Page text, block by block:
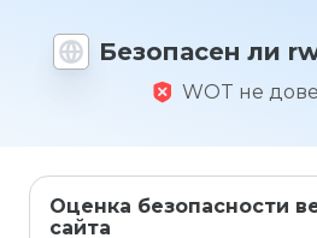
Безопасен ли
WOT не
Оценка безопасности
сайта
1 до 5?